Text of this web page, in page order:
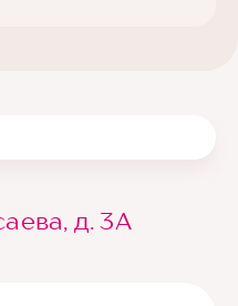
д. 3А